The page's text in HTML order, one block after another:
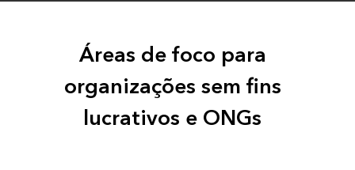
Áreas de foco para
organizações sem fins
lucrativos e ONGs